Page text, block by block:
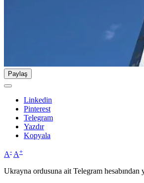
Paylaş
Linkedin
Pinterest
Telegram
Yazdır
Kopyala
A- A+
Ukrayna ordusuna ait Telegram hesabından